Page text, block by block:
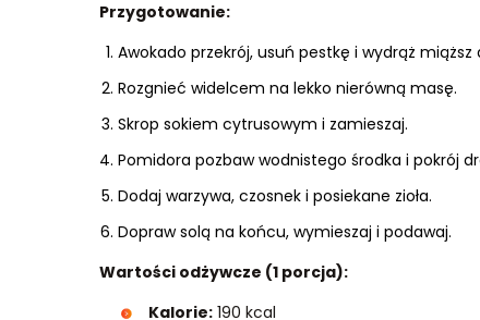
Przygotowanie:
Awokado przekrój, usuń pestkę i wydrąż miąższ
Rozgnieć widelcem na lekko nierówną masę.
Skrop sokiem cytrusowym i zamieszaj.
Pomidora pozbaw wodnistego środka i pokrój
Dodaj warzywa, czosnek i posiekane zioła.
Dopraw solą na końcu, wymieszaj i podawaj.
Wartości odżywcze (1 porcja):
Kalorie:190 kcal